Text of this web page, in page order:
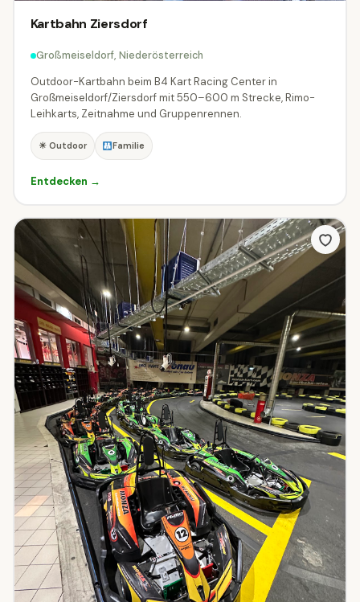
Kartbahn Ziersdorf
Großmeiseldorf, Niederösterreich
Outdoor-Kartbahn beim B4 Kart Racing Center in
Großmeiseldorf/Ziersdorf mit 550–600 m Strecke, Rimo-
Leihkarts, Zeitnahme und Gruppenrennen.
☀ Outdoor Familie
Entdecken →